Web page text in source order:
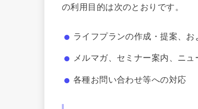
の利用目的は次のとおりです。
ライフプランの作成・提案、
メルマガ、セミナー案内、ニ
各種お問い合わせ等への対応